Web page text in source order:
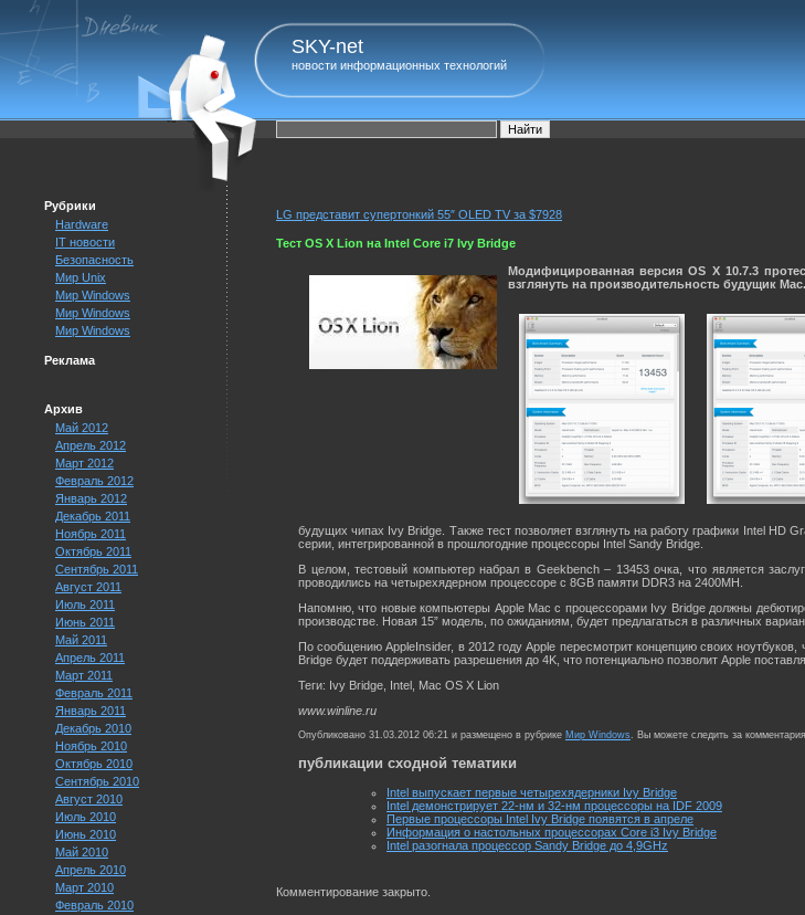
SKY-net
новости информационных технологий
Рубрики
Hardware
IT новости
Безопасность
Мир Unix
Мир Windows
Мир Windows
Мир Windows
Реклама
Архив
Май 2012
Апрель 2012
Март 2012
Февраль 2012
Январь 2012
Декабрь 2011
Ноябрь 2011
Октябрь 2011
Сентябрь 2011
Август 2011
Июль 2011
Июнь 2011
Май 2011
Апрель 2011
Март 2011
Февраль 2011
Январь 2011
Декабрь 2010
Ноябрь 2010
Октябрь 2010
Сентябрь 2010
Август 2010
Июль 2010
Июнь 2010
Май 2010
Апрель 2010
Март 2010
Февраль 2010
LG представит супертонкий 55″ OLED TV за $7928
Тест OS X Lion на Intel Core i7 Ivy Bridge
Модифицированная версия OS X 10.7.3
взглянуть на производительность будущик Mac.
будущих чипах Ivy Bridge. Также тест позволяет взглянуть на работу графики Intel HD
серии, интегрированной в прошлогодние процессоры Intel Sandy Bridge.
В целом, тестовый компьютер набрал в Geekbench – 13453 очка, что является
проводились на четырехядерном процессоре с 8GB памяти DDR3 на 2400MH.
Напомню, что новые компьютеры Apple Mac с процессорами Ivy Bridge должны
производстве. Новая 15” модель, по ожиданиям, будет предлагаться в различных
По сообщению AppleInsider, в 2012 году Apple пересмотрит концепцию своих
Bridge будет поддерживать разрешения до 4K, что потенциально позволит Apple
Теги: Ivy Bridge, Intel, Mac OS X Lion
www.winline.ru
Опубликовано 31.03.2012 06:21 и размещено в рубрике Мир Windows. Вы можете следить за
публикации сходной тематики
Intel выпускает первые четырехядерники Ivy Bridge
Intel демонстрирует 22-нм и 32-нм процессоры на IDF 2009
Первые процессоры Intel Ivy Bridge появятся в апреле
Информация о настольных процессорах Core i3 Ivy Bridge
Intel разогнала процессор Sandy Bridge до 4,9GHz
Комментирование закрыто.